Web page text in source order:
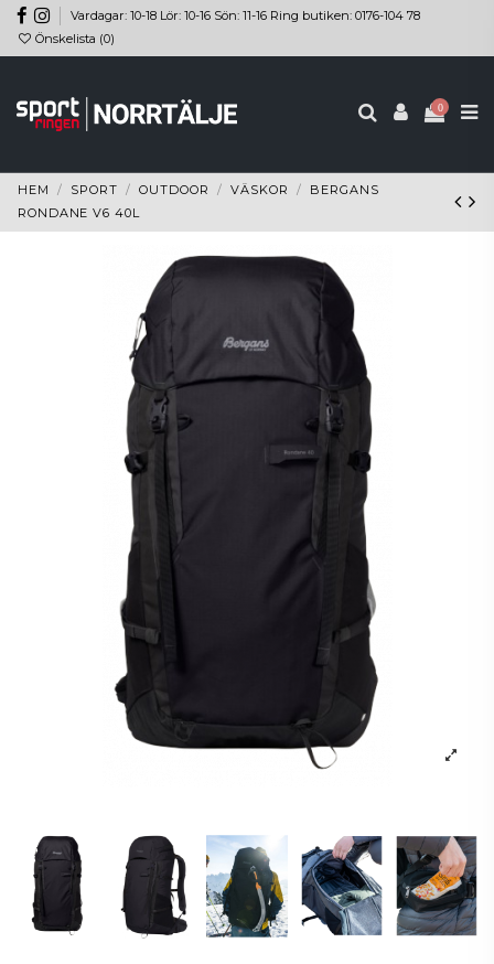
Vardagar: 10-18 Lör: 10-16 Sön: 11-16 Ring butiken: 0176-104 78
Önskelista (0)
0
HEM SPORT OUTDOOR VÄSKOR
BERGANS
RONDANE V6 40L